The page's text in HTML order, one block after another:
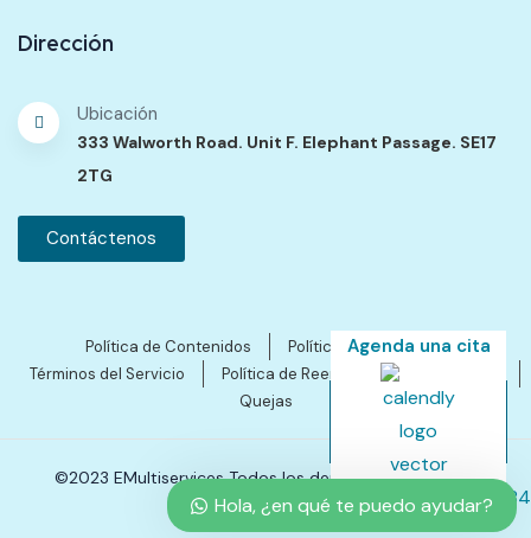
Dirección
Ubicación
333 Walworth Road. Unit F. Elephant Passage. SE17
2TG
Contáctenos
Política de Contenidos
Política de Privacidad
Términos del Servicio
Política de Reembolsos y Cancelación
Quejas
©2023 EMultiservices Todos los derechos reservados.
SEO by Ales Gutierres
Agenda una cita
Hola, ¿en qué te puedo ayudar?